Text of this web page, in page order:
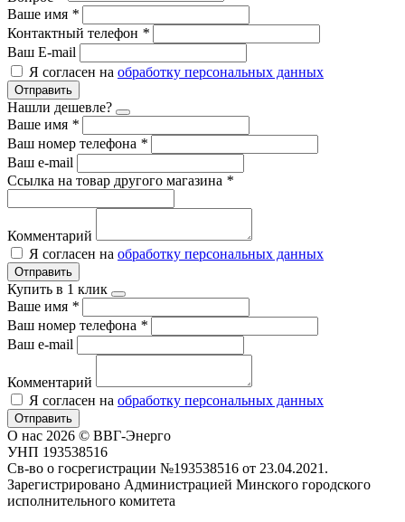
Ваше имя *
Контактный телефон *
Ваш E-mail
Я согласен на обработку персональных данных
Отправить
Нашли дешевле?
Ваше имя *
Ваш номер телефона *
Ваш e-mail
Ссылка на товар другого магазина *
Комментарий
Я согласен на обработку персональных данных
Отправить
Купить в 1 клик
Ваше имя *
Ваш номер телефона *
Ваш e-mail
Комментарий
Я согласен на обработку персональных данных
Отправить
О нас 2026 © ВВГ-Энерго
УНП 193538516
Св-во о госрегистрации №193538516 от 23.04.2021.
Зарегистрировано Администрацией Минского городского
исполнительного комитета